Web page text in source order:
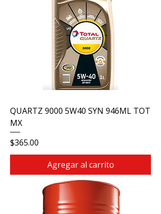
QUARTZ 9000 5W40 SYN 946ML TOT
MX
Precio
$365.00
Agregar al carrito